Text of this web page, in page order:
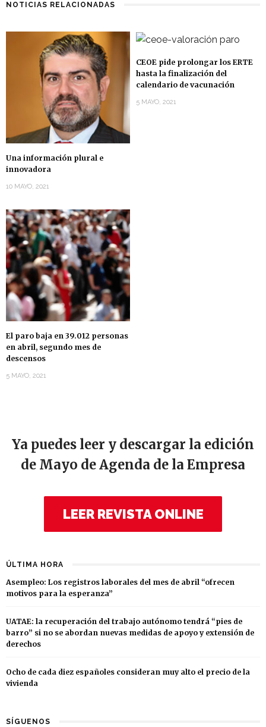
NOTICIAS RELACIONADAS
Una información plural e
innovadora
10 MAYO, 2021
CEOE pide prolongar los ERTE
hasta la finalización del
calendario de vacunación
5 MAYO, 2021
El paro baja en 39.012 personas
en abril, segundo mes de
descensos
5 MAYO, 2021
Ya puedes leer y descargar la edición
de Mayo de Agenda de la Empresa
LEER REVISTA ONLINE
ÚLTIMA HORA
Asempleo: Los registros laborales del mes de abril “ofrecen
motivos para la esperanza”
UATAE: la recuperación del trabajo autónomo tendrá “pies de
barro” si no se abordan nuevas medidas de apoyo y extensión de
derechos
Ocho de cada diez españoles consideran muy alto el precio de la
vivienda
SÍGUENOS